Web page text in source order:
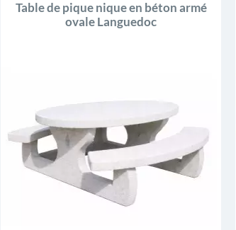
Table de pique nique en béton armé
ovale Languedoc